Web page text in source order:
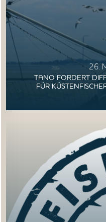
26.
TANO FORDERT
FÜR